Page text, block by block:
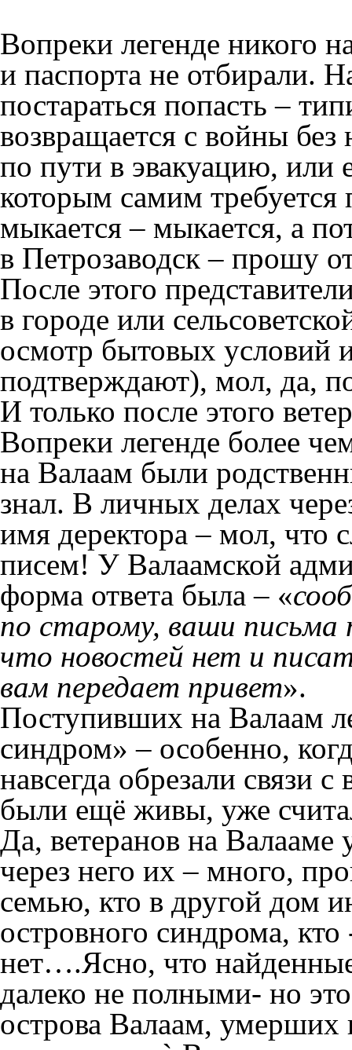
Вопреки легенде никого
и паспорта не отбирали.
постараться попасть –
возвращается с войны
по пути в эвакуацию, или
которым самим
мыкается – мыкается, а
в Петрозаводск – прошу
После этого
в городе или
осмотр бытовых условий
подтверждают), мол, да,
И только после этого
Вопреки легенде более
на Валаам были
знал. В личных делах
имя деректора – мол, что
писем! У Валаамской
форма ответа была – «
по старому, ваши
что новостей нет и
вам передает привет».
Поступивших на Валаам
синдром» – особенно,
навсегда обрезали связи
были ещё живы, уже
Да, ветеранов на
через него их – много,
семью, кто в другой дом
островного синдрома,
нет….Ясно, что
далеко не полными- но
острова Валаам,